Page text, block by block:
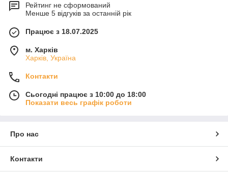
Рейтинг не сформований
Менше 5 відгуків за останній рік
Працює з 18.07.2025
м. Харків
Харків, Україна
Контакти
Сьогодні працює з 10:00 до 18:00
Показати весь графік роботи
Про нас
Контакти